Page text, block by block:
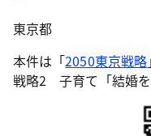
東京都
本件は「2050東京戦略
戦略2 子育て「結婚を